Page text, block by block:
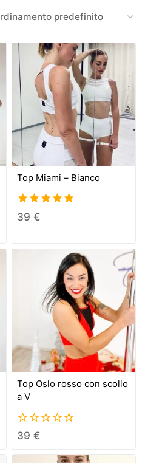
Top Miami – Bianco
5.00
39 €
Top Oslo rosso con scollo
a V
0
of
39 €